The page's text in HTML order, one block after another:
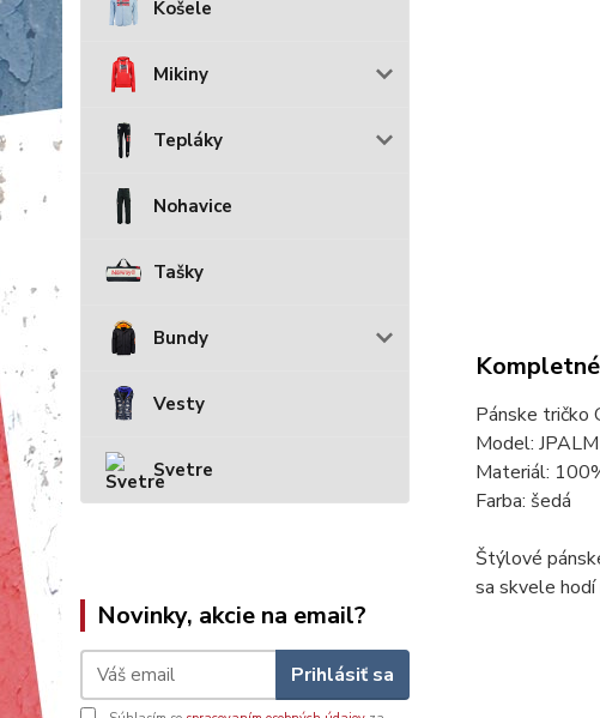
Košele
Mikiny
Tepláky
Nohavice
Tašky
Bundy
Vesty
Svetre
Novinky, akcie na email?
Prihlásiť sa
Pánske tričko
Model: JPALM
Materiál:
Farba: šedá
Štýlové
sa skvele